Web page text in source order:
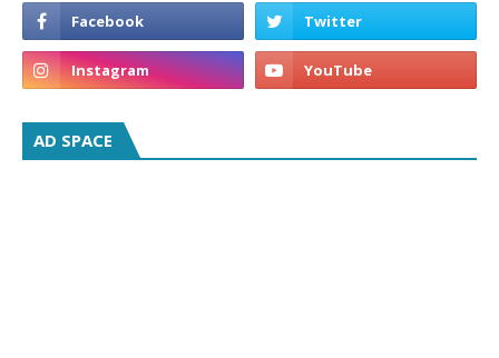
AD SPACE